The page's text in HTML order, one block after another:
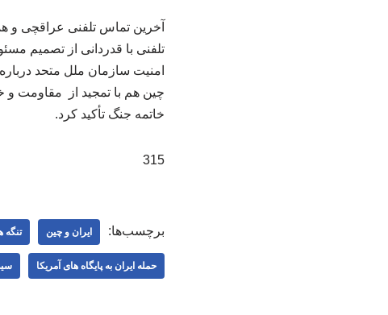
تلفنی با قدردانی از تصمیم
امنیت سازمان ملل متحد
چین هم با تمجید از مقاومت و
خاتمه جنگ تأکید کرد.
315
برچسب‌ها: ایران و چین تنگه
حمله ایران به پایگاه های آمریکا